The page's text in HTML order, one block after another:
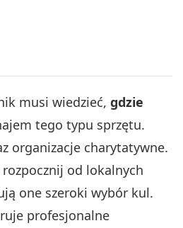
musi wiedzieć, gdzie
tego typu sprzętu.
organizacje charytatywne.
od lokalnych
one szeroki wybór kul.
profesjonalne